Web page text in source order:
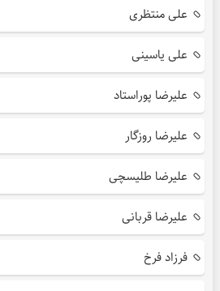
علی منتظری
علی یاسینی
علیرضا پوراستاد
علیرضا روزگار
علیرضا طلیسچی
علیرضا قربانی
فرزاد فرخ